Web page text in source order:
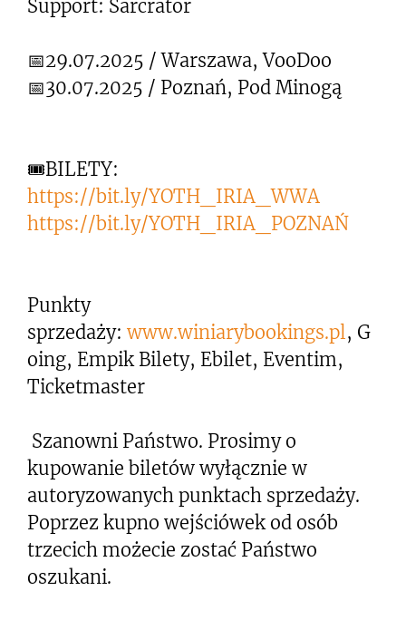
Support: Sarcrator
📅29.07.2025 / Warszawa, VooDoo
📅30.07.2025 / Poznań, Pod Minogą
🎟BILETY:
https://bit.ly/YOTH_IRIA_WWA
https://bit.ly/YOTH_IRIA_POZNAŃ
Punkty
sprzedaży: www.winiarybookings.pl, G
oing, Empik Bilety, Ebilet, Eventim,
Ticketmaster
Szanowni Państwo. Prosimy o
kupowanie biletów wyłącznie w
autoryzowanych punktach sprzedaży.
Poprzez kupno wejściówek od osób
trzecich możecie zostać Państwo
oszukani.